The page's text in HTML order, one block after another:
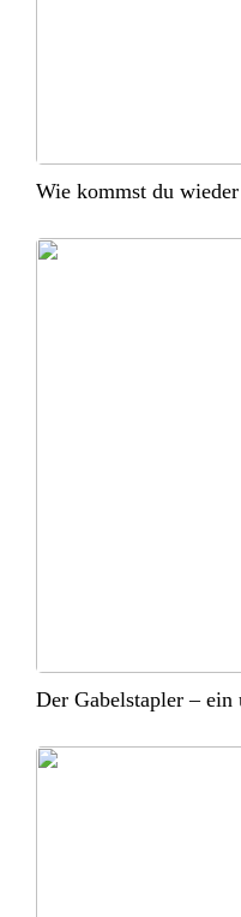
Wie kommst du
Der Gabelstapler – ein